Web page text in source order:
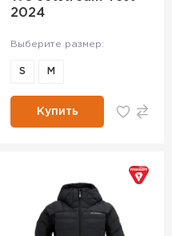
2024
Выберите размер:
S M
Купить